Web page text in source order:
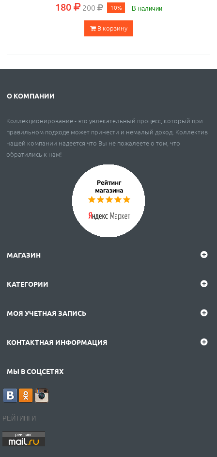
180 200 10% В наличии
В корзину
О КОМПАНИИ
Коллекционирование - это увлекательный процесс, который при
правильном подходе может принести и немалый доход. Коллектив
нашей компании надеется что Вы не пожалеете о том, что
обратились к нам!
МАГАЗИН
КАТЕГОРИИ
МОЯ УЧЕТНАЯ ЗАПИСЬ
КОНТАКТНАЯ ИНФОРМАЦИЯ
МЫ В СОЦСЕТЯХ
РЕЙТИНГИ